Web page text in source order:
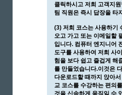
클릭하시고 저희 고객지
팀 직원은 즉시 답장을 타
(3) 저희 코스는 사용하기
오고 가고 또는 이메일할
입니다. 컴퓨터 엔지니어
도구를 사용하여 저희 사
험을 보다 쉽고 즐겁게 해
를 만들었습니다.이것은
다운로드할 때까지 앉아
교 코스를 수강하는 편의
것을 신속하게 움직일 수